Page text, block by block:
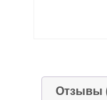
Отзывы